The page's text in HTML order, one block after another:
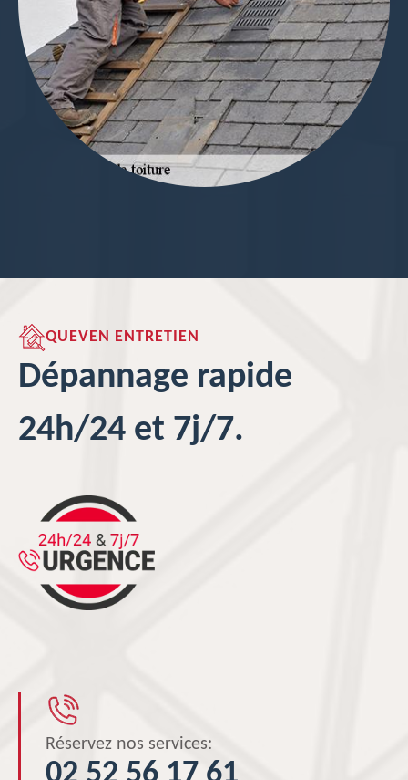
QUEVEN ENTRETIEN
Dépannage rapide
24h/24 et 7j/7.
Réservez nos services: